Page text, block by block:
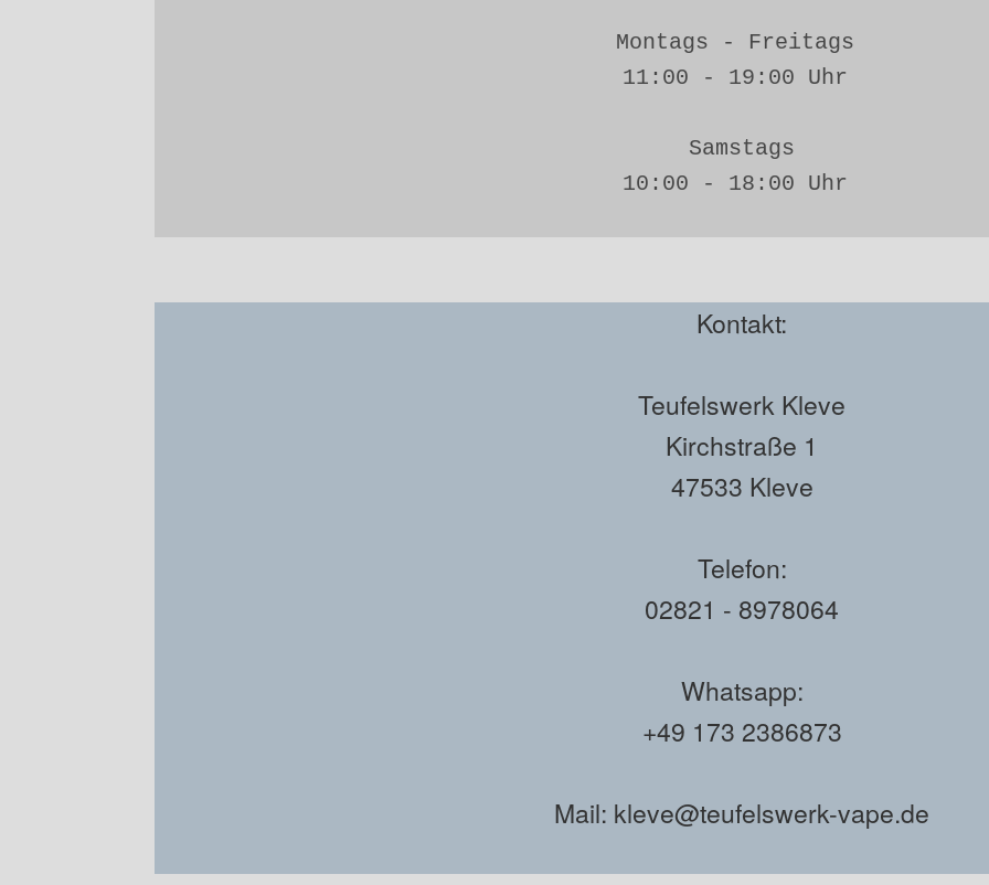
Montags - Freitags
11:00 - 19:00 Uhr
Samstags
10:00 - 18:00 Uhr
Kontakt:
Teufelswerk Kleve
Kirchstraße 1
47533 Kleve
Telefon:
02821 - 8978064
Whatsapp:
+49 173 2386873
Mail: kleve@teufelswerk-vape.de